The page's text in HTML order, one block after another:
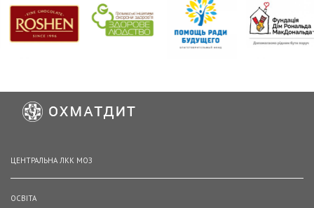
ЦЕНТРАЛЬНА ЛКК МОЗ
ОСВІТА